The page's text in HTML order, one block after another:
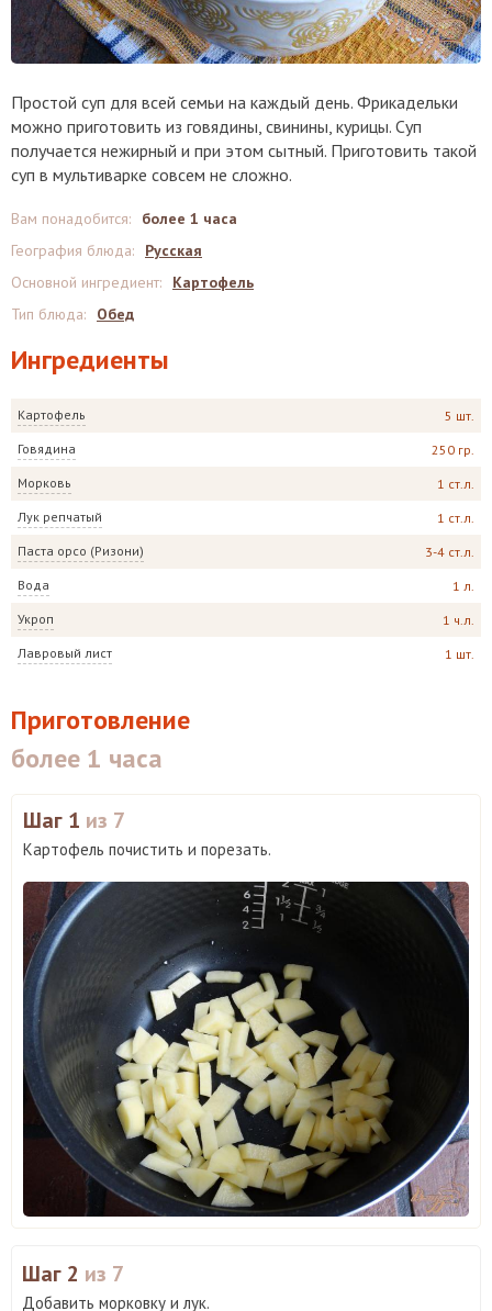
Простой суп для всей семьи на каждый день. Фрикадельки
можно приготовить из говядины, свинины, курицы. Суп
получается нежирный и при этом сытный. Приготовить такой
суп в мультиварке совсем не сложно.
Ингредиенты
Картофель 5 шт.
Говядина 250 гр.
Морковь 1 ст.л.
Лук репчатый 1 ст.л.
Паста орсо (Ризони) 3-4 ст.л.
Вода 1 л.
Укроп 1 ч.л.
Лавровый лист 1 шт.
Вам понадобится:
более 1 часа
География блюда:
Русская
Основной ингредиент:
Картофель
Тип блюда: Обед
Приготовление
более 1 часа
Шаг 1 из 7
Картофель почистить и порезать.
Шаг 2 из 7
Добавить морковку и лук.